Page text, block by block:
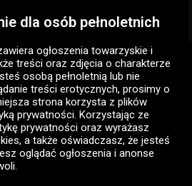
panów
Pan szuka pani
piersiach
- Poznań,
- ogłoszenia
panów
dla osób pełnoletnich
ogłoszenia towarzyskie i
treści oraz zdjęcia o charakterze
osobą pełnoletnią lub nie
treści erotycznych, prosimy o
strona korzysta z plików
prywatności. Korzystając ze
prywatności oraz wyrażasz
a także oświadczasz, że jesteś
oglądać ogłoszenia i anonse